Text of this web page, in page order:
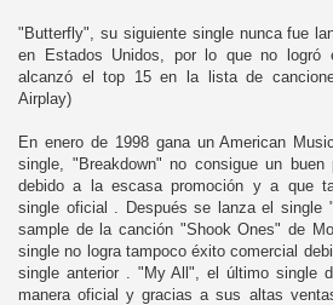
"Butterfly", su siguiente single nunca fue
en Estados Unidos, por lo que no logró
alcanzó el top 15 en la lista de
Airplay)
En enero de 1998 gana un American
single, "Breakdown" no consigue un
debido a la escasa promoción y a que
single oficial . Después se lanza el single
sample de la canción "Shook Ones" de
single no logra tampoco éxito comercial
single anterior . "My All", el último single
manera oficial y gracias a sus altas